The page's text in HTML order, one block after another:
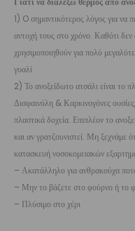
1) O σημαντικότερος λόγος για να
αντοχή τους στο χρόνο. Καθότι
χρησιμοποιηθούν για πολύ
γυαλί
2) Το ανοξείδωτο ατσάλι είναι το
Δισφαινόλη & Καρκινογόνες
πλαστικά δοχεία. Επιπλέον το
και αν γρατζουνιστεί. Μη ξεχνάμε
κατασκευή νοσοκομειακών
– Ακατάλληλο για ανθρακούχα
– Μην το βάζετε στο φούρνο ή το
– Πλύσιμο στο χέρι